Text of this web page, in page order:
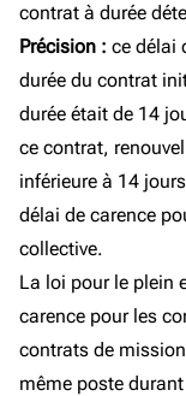
contrat à durée
Précision : ce délai
durée du contrat
durée était de 14
ce contrat,
inférieure à 14
délai de carence
collective.
La loi pour le plein
carence pour les
contrats de
même poste